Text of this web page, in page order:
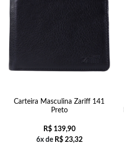
Carteira Masculina Zariff 141
Preto
R$139,90
6x de R$23,32